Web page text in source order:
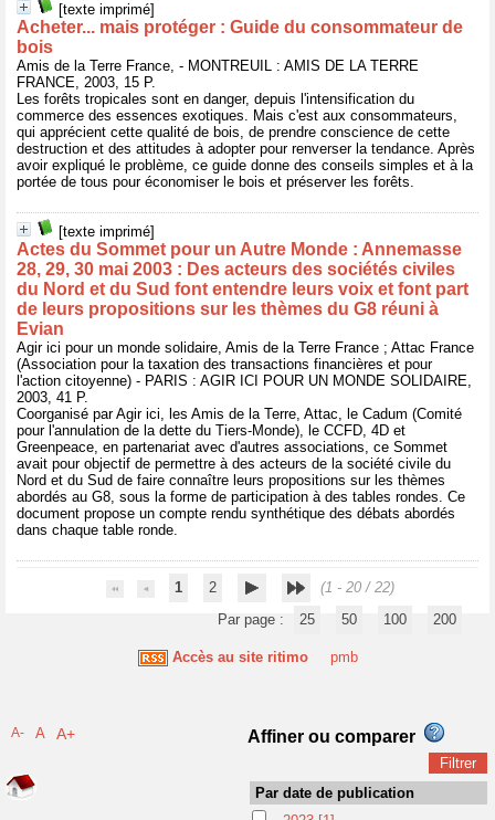
[texte imprimé]
Acheter... mais protéger : Guide du consommateur de
bois
Amis de la Terre France, - MONTREUIL : AMIS DE LA TERRE
FRANCE, 2003, 15 P.
Les forêts tropicales sont en danger, depuis l'intensification du
commerce des essences exotiques. Mais c'est aux consommateurs,
qui apprécient cette qualité de bois, de prendre conscience de cette
destruction et des attitudes à adopter pour renverser la tendance. Après
avoir expliqué le problème, ce guide donne des conseils simples et à la
portée de tous pour économiser le bois et préserver les forêts.
[texte imprimé]
Actes du Sommet pour un Autre Monde : Annemasse
28, 29, 30 mai 2003 : Des acteurs des sociétés civiles
du Nord et du Sud font entendre leurs voix et font part
de leurs propositions sur les thèmes du G8 réuni à
Evian
Agir ici pour un monde solidaire, Amis de la Terre France ; Attac France
(Association pour la taxation des transactions financières et pour
l'action citoyenne) - PARIS : AGIR ICI POUR UN MONDE SOLIDAIRE,
2003, 41 P.
Coorganisé par Agir ici, les Amis de la Terre, Attac, le Cadum (Comité
pour l'annulation de la dette du Tiers-Monde), le CCFD, 4D et
Greenpeace, en partenariat avec d'autres associations, ce Sommet
avait pour objectif de permettre à des acteurs de la société civile du
Nord et du Sud de faire connaître leurs propositions sur les thèmes
abordés au G8, sous la forme de participation à des tables rondes. Ce
document propose un compte rendu synthétique des débats abordés
dans chaque table ronde.
1 2
(1 - 20 / 22)
Par page :
25 50 100 200
Accès au site ritimo pmb
A- A A+ Affiner ou comparer
Par date de publication